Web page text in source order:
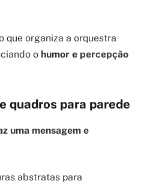
que organiza a orquestra
o humor e percepção
quadros para parede
uma mensagem e
abstratas para